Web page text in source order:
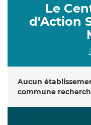
Le
d'Action
Aucun
commune